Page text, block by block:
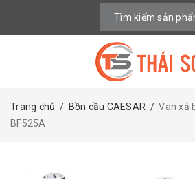
Trang chủ / Bồn cầu CAESAR / Van xả
BF525A